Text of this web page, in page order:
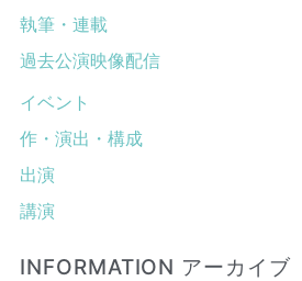
執筆・連載
過去公演映像配信
イベント
作・演出・構成
出演
講演
INFORMATION アーカイブ